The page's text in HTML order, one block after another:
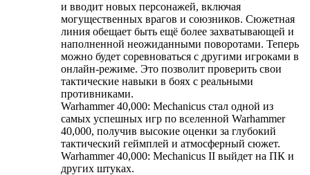
и вводит новых персонажей, включая
могущественных врагов и союзников. Сюжетная
линия обещает быть ещё более захватывающей и
наполненной неожиданными поворотами. Теперь
можно будет соревноваться с другими игроками в
онлайн-режиме. Это позволит проверить свои
тактические навыки в боях с реальными
противниками.
Warhammer 40,000: Mechanicus стал одной из
самых успешных игр по вселенной Warhammer
40,000, получив высокие оценки за глубокий
тактический геймплей и атмосферный сюжет.
Warhammer 40,000: Mechanicus II выйдет на ПК и
других штуках.